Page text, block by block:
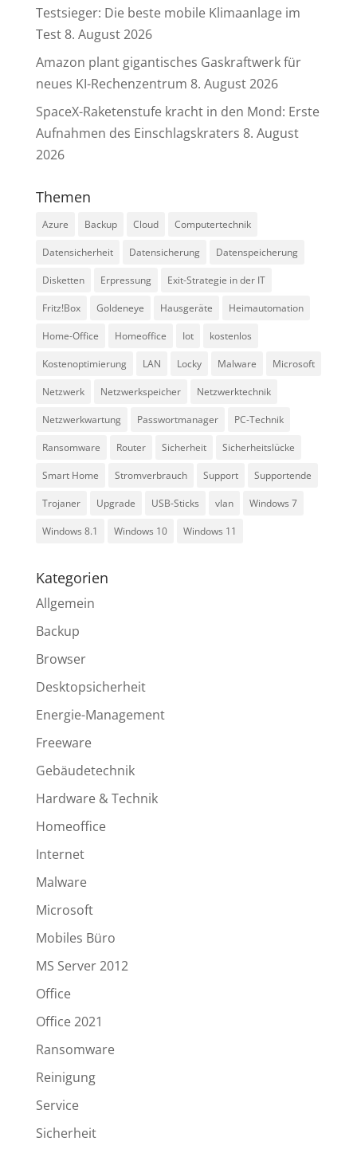
Testsieger: Die beste mobile Klimaanlage im
Test 8. August 2026
Amazon plant gigantisches Gaskraftwerk für
neues KI-Rechenzentrum 8. August 2026
SpaceX-Raketenstufe kracht in den Mond: Erste
Aufnahmen des Einschlagskraters 8. August
2026
Themen
Azure Backup Cloud Computertechnik
Datensicherheit Datensicherung Datenspeicherung
Disketten Erpressung Exit-Strategie in der IT
Fritz!Box Goldeneye Hausgeräte Heimautomation
Home-Office Homeoffice Iot kostenlos
Kostenoptimierung LAN Locky Malware Microsoft
Netzwerk Netzwerkspeicher Netzwerktechnik
Netzwerkwartung Passwortmanager PC-Technik
Ransomware Router Sicherheit Sicherheitslücke
Smart Home Stromverbrauch Support Supportende
Trojaner Upgrade USB-Sticks vlan Windows 7
Windows 8.1 Windows 10 Windows 11
Kategorien
Allgemein
Backup
Browser
Desktopsicherheit
Energie-Management
Freeware
Gebäudetechnik
Hardware & Technik
Homeoffice
Internet
Malware
Microsoft
Mobiles Büro
MS Server 2012
Office
Office 2021
Ransomware
Reinigung
Service
Sicherheit